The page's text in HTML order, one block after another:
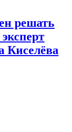
решать
Киселёва